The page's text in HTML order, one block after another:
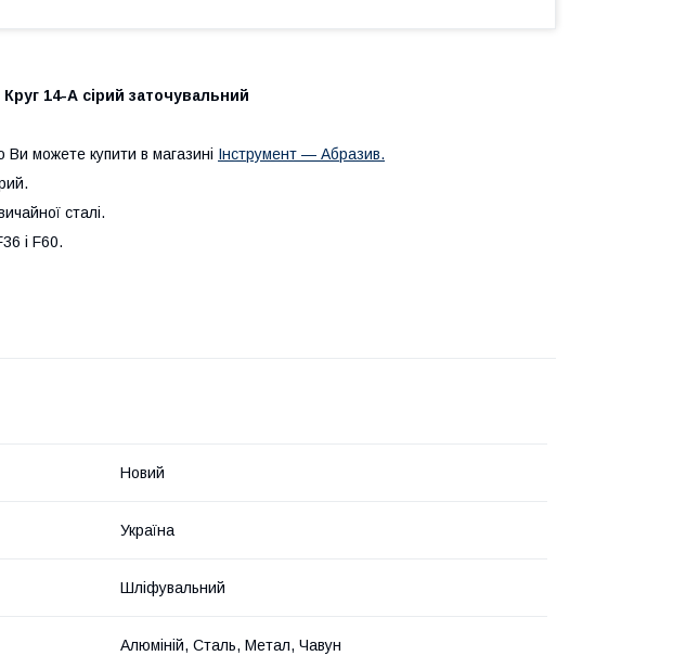
Круг 14-А сірий заточувальний
можете купити в магазині Інструмент — Абразив.
сталі.
і F60.
Новий
Україна
Шліфувальний
Алюміній, Сталь, Метал, Чавун